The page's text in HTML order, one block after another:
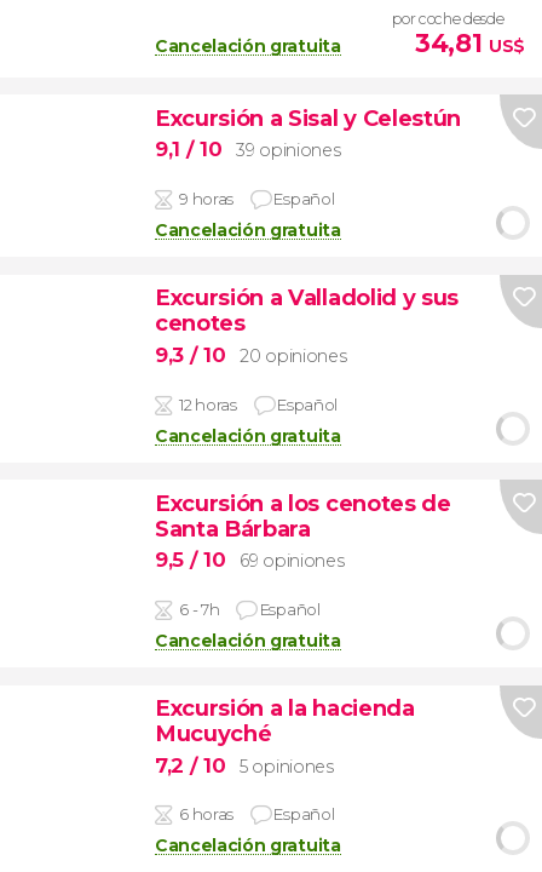
Cancelación gratuita
por coche desde
34,81 US$
Excursión a Sisal y Celestún
9,1 / 10 39 opiniones
9 horas Español
Cancelación gratuita
Excursión a Valladolid y sus
cenotes
9,3 / 10 20 opiniones
12 horas Español
Cancelación gratuita
Excursión a los cenotes de
Santa Bárbara
9,5 / 10 69 opiniones
6 - 7h Español
Cancelación gratuita
Excursión a la hacienda
Mucuyché
7,2 / 10 5 opiniones
6 horas Español
Cancelación gratuita